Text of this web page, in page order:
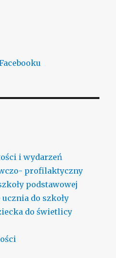
i wydarzeń
profilaktyczny
podstawowej
do szkoły
do świetlicy